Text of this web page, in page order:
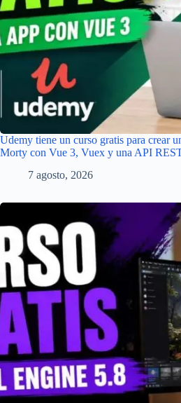
Udemy tiene un curso gratis para crear
Morty con Vue 3, Vuex y una API
7 agosto, 2026